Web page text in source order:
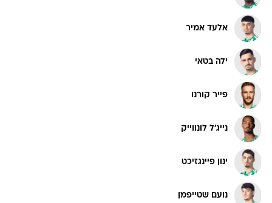
אלעד אמיר
ילה בטאי
פייר קורנו
נייג'ל לונווייק
ינון פיינגזיכט
נועם שטייפמן